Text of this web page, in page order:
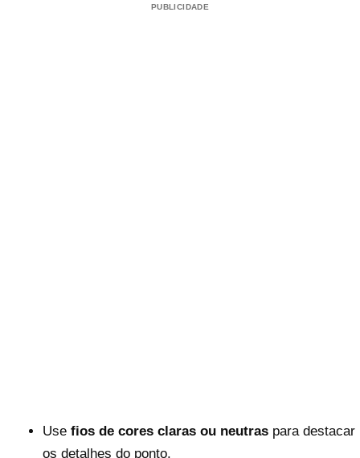
PUBLICIDADE
Use fios de cores claras ou neutraspara destacar
os detalhes do ponto.